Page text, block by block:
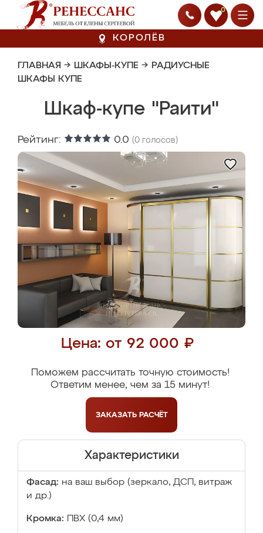
0
КОРОЛЁВ
ГЛАВНАЯ → ШКАФЫ-КУПЕ → РАДИУСНЫЕ
ШКАФЫ КУПЕ
Шкаф-купе "Раити"
Рейтинг: 0.0 (0 голосов)
Цена: от 92 000 ₽
Поможем рассчитать точную стоимость!
Ответим менее, чем за 15 минут!
ЗАКАЗАТЬ РАСЧЁТ
Характеристики
Фасад: на ваш выбор (зеркало, ДСП, витраж
и др.)
Кромка: ПВХ (0,4 мм)